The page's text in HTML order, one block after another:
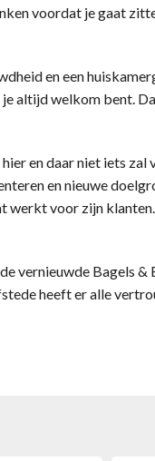
voordat je gaat
en een
altijd welkom bent.
en daar niet iets zal
en nieuwe
werkt voor zijn klanten.
vernieuwde Bagels &
heeft er alle